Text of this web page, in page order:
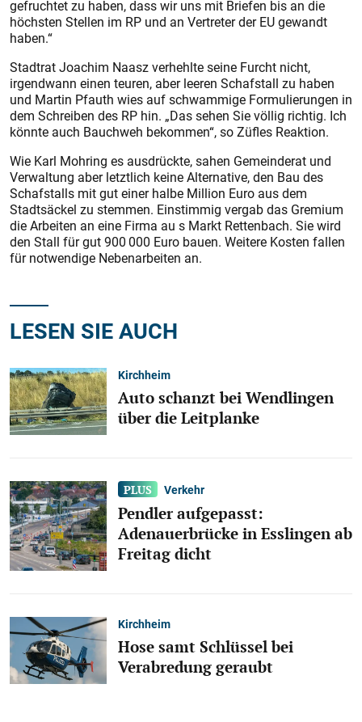
gefruchtet zu haben, dass wir uns mit Briefen bis an die
höchsten Stellen im RP und an Vertreter der EU gewandt
haben.“
Stadtrat Joachim Naasz verhehlte seine Furcht nicht,
irgendwann einen teuren, aber leeren Schafstall zu haben
und Martin Pfauth wies auf schwammige Formulierungen in
dem Schreiben des RP hin. „Das sehen Sie völlig richtig. Ich
könnte auch Bauchweh bekommen“, so Züfles Reaktion.
Wie Karl Mohring es ausdrückte, sahen Gemeinderat und
Verwaltung aber letztlich keine Alternative, den Bau des
Schafstalls mit gut einer halbe Million Euro aus dem
Stadtsäckel zu stemmen. Einstimmig vergab das Gremium
die Arbeiten an eine Firma au s Markt Rettenbach. Sie wird
den Stall für gut 900 000 Euro bauen. Weitere Kosten fallen
für notwendige Nebenarbeiten an.
LESEN SIE AUCH
Kirchheim
Auto schanzt bei Wendlingen
über die Leitplanke
Verkehr
Pendler aufgepasst:
Adenauerbrücke in Esslingen ab
Freitag dicht
Kirchheim
Hose samt Schlüssel bei
Verabredung geraubt